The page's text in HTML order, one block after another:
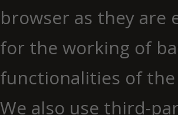
browser as they are
for the working of
functionalities of the
We also use third-